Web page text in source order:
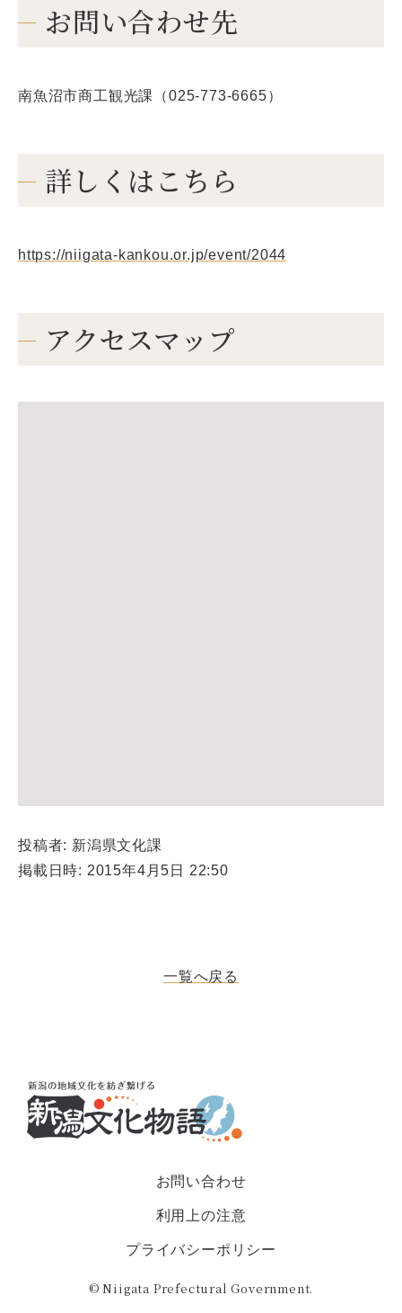
お問い合わせ先
南魚沼市商工観光課（025-773-6665）
詳しくはこちら
https://niigata-kankou.or.jp/event/2044
アクセスマップ
投稿者: 新潟県文化課
掲載日時: 2015年4月5日 22:50
一覧へ戻る
お問い合わせ
利用上の注意
プライバシーポリシー
© Niigata Prefectural Government.